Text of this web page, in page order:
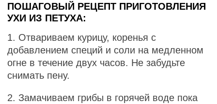
ПОШАГОВЫЙ РЕЦЕПТ ПРИГОТОВЛЕНИЯ
УХИ ИЗ ПЕТУХА:
1. Отвариваем курицу, коренья с
добавлением специй и соли на медленном
огне в течение двух часов. Не забудьте
снимать пену.
2. Замачиваем грибы в горячей воде пока